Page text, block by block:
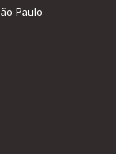
Paulo